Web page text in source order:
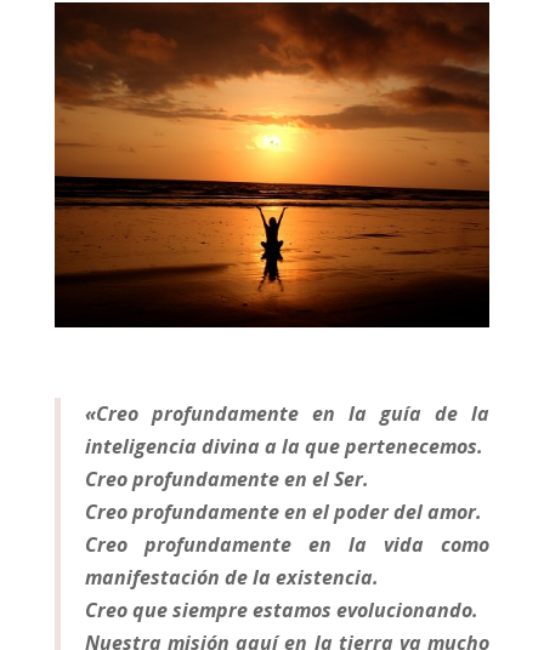
«Creo profundamente en la guía de la
inteligencia divina a la que pertenecemos.
Creo profundamente en el Ser.
Creo profundamente en el poder del amor.
Creo profundamente en la vida como
manifestación de la existencia.
Creo que siempre estamos evolucionando.
Nuestra misión aquí en la tierra va mucho